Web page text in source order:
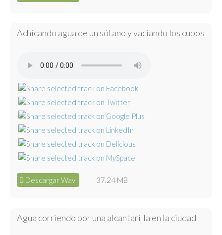
Achicando agua de un sótano y vaciando los cubos
Descargar Wav 37.24 MB
Agua corriendo por una alcantarilla en la ciudad